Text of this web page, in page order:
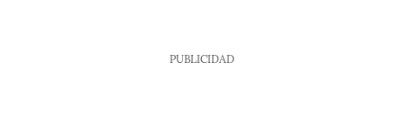
PUBLICIDAD